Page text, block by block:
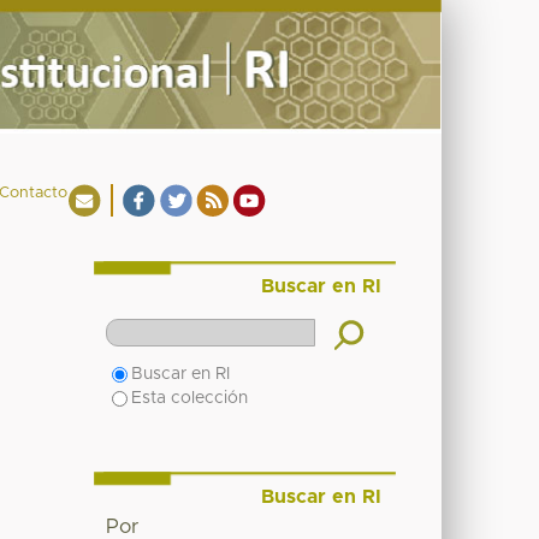
Buscar en RI
Buscar en RI
Esta colección
Buscar en RI
Por